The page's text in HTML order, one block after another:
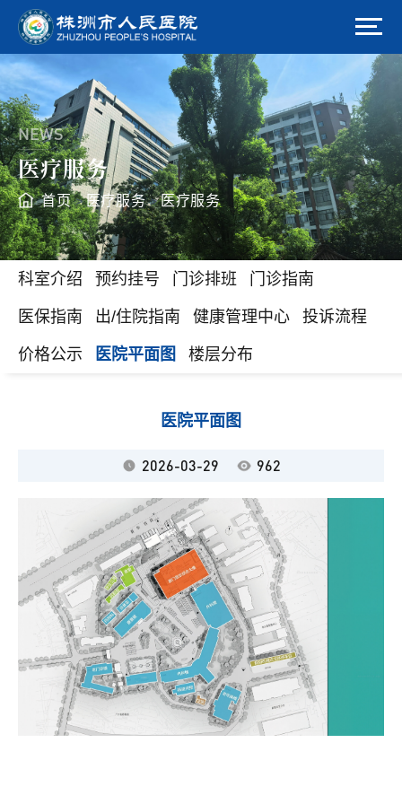
NEWS
医疗服务
首页>医疗服务>医疗服务
科室介绍 预约挂号 门诊排班 门诊指南
医保指南 出/住院指南 健康管理中心 投诉流程
价格公示 医院平面图 楼层分布
医院平面图
2026-03-29 962